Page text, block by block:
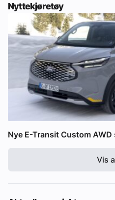
Nyttekjøretøy
Nye E-Transit Custom
Vis